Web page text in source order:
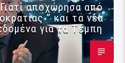
αποχώρησα από
” και τα νέα
για τα Τέμπη